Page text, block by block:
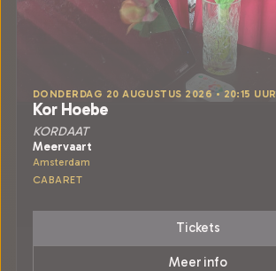
DONDERDAG 20 AUGUSTUS 2026 • 20:15 UUR
Kor Hoebe
KORDAAT
Meervaart
Amsterdam
CABARET
Tickets
Meer info